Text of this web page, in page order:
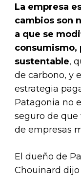
La empresa
cambios son
a que se
consumismo,
sustentable,
de carbono, y
estrategia
Patagonia no
seguro de
de empresas
El dueño de
Chouinard dijo